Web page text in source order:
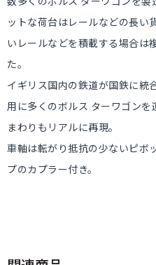
ットな荷台はレールなどの長い
いレールなどを積載する場合は
た。
イギリス国内の鉄道が国鉄に統
用に多くのボルス ターワゴン
まわりもリアルに再現。
車軸は転がり抵抗の少ないピボ
プのカプラー付き。